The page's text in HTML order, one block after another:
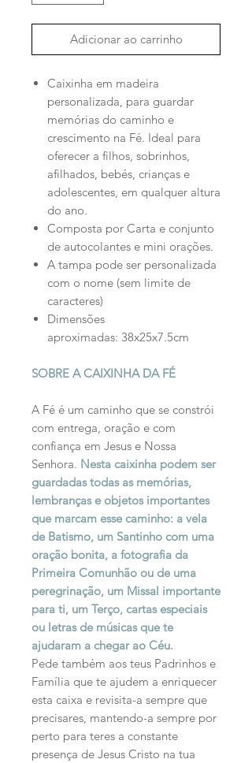
Adicionar ao carrinho
Caixinha em madeira
personalizada, para guardar
memórias do caminho e
crescimento na Fé. Ideal para
oferecer a filhos, sobrinhos,
afilhados, bebés, crianças e
adolescentes, em qualquer altura
do ano.
Composta por Carta e conjunto
de autocolantes e mini orações.
A tampa pode ser personalizada
com o nome (sem limite de
caracteres)
Dimensões
aproximadas: 38x25x7.5cm
SOBRE A CAIXINHA DA FÉ
A Fé é um caminho que se constrói
com entrega, oração e com
confiança em Jesus e Nossa
Senhora. Nesta caixinha podem ser
guardadas todas as memórias,
lembranças e objetos importantes
que marcam esse caminho: a vela
de Batismo, um Santinho com uma
oração bonita, a fotografia da
Primeira Comunhão ou de uma
peregrinação, um Missal importante
para ti, um Terço, cartas especiais
ou letras de músicas que te
ajudaram a chegar ao Céu.
Pede também aos teus Padrinhos e
Família que te ajudem a enriquecer
esta caixa e revisita-a sempre que
precisares, mantendo-a sempre por
perto para teres a constante
presença de Jesus Cristo na tua